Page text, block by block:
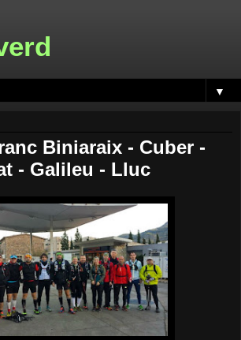
▼
Biniaraix - Cuber -
- Galileu - Lluc